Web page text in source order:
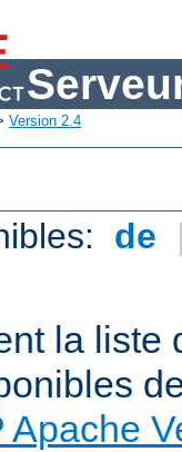
Version 2.4
de
la liste